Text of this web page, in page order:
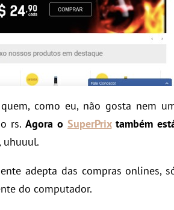
como eu, não gosta nem
rs.Agora o SuperPrixtambém
, uhuuul.
adepta das compras onlines,
do computador.